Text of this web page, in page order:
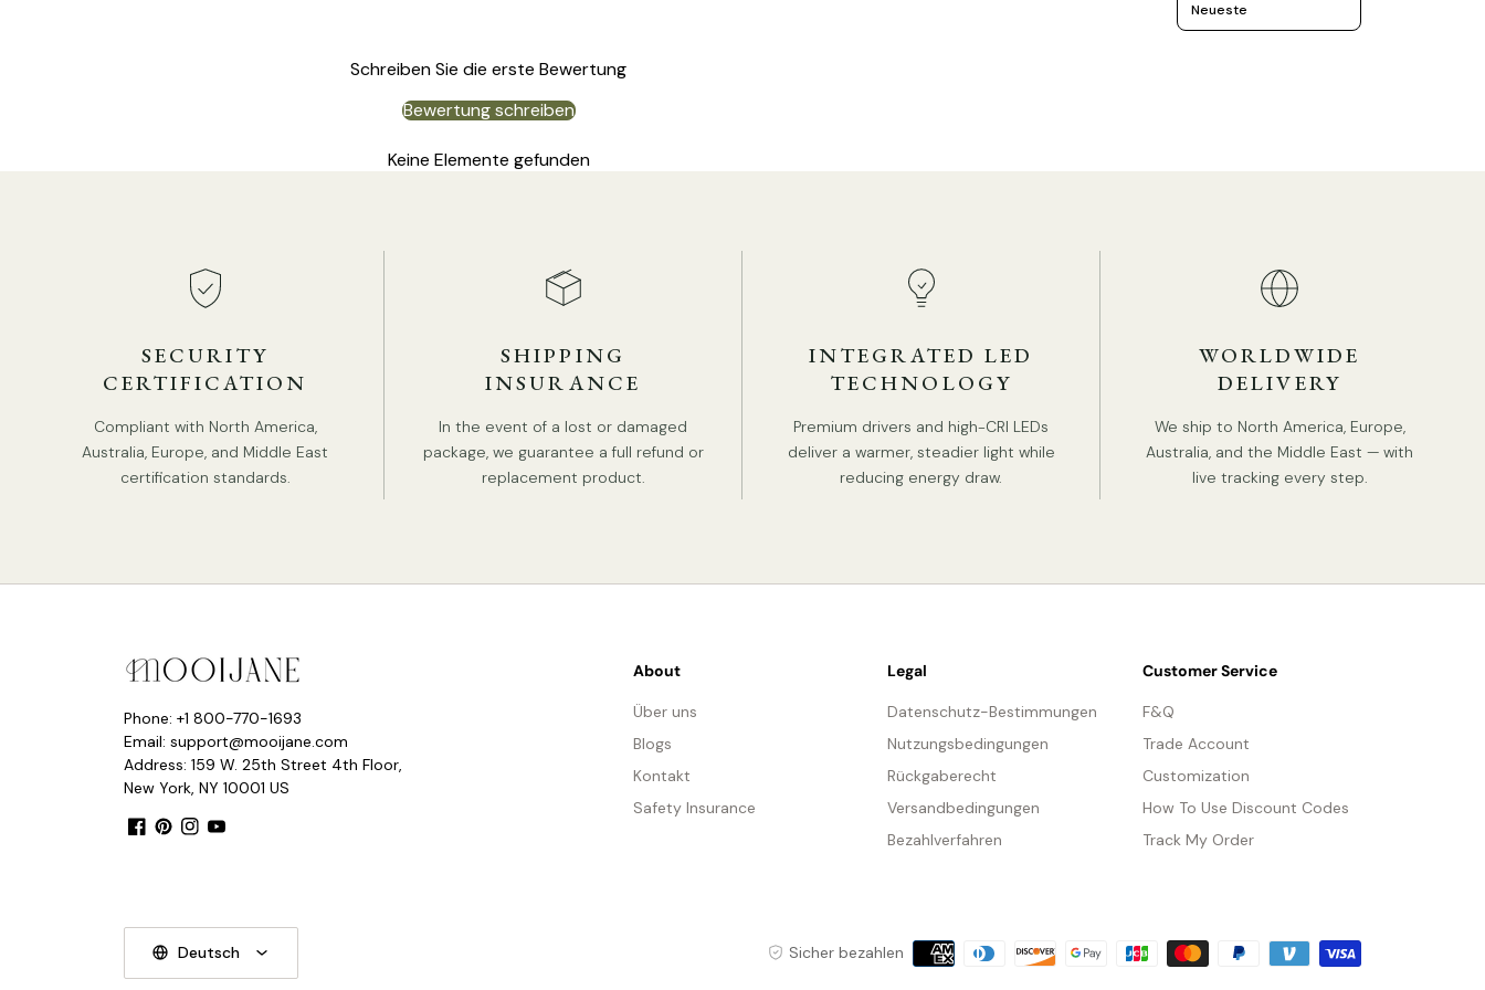
Größe: L 75 cm x B 20 cm x H 155 cm / L 29,5″ x
EINZELHEITEN
Schreiben Sie die erste Bewertung
Bewertung schreiben
Keine Elemente gefunden
SECURITY
CERTIFICATION
Compliant with North America,
Australia, Europe, and Middle East
certification standards.
SHIPPING
INSURANCE
In the event of a lost or damaged
package, we guarantee a full refund or
replacement product.
INTEGRATED LED
TECHNOLOGY
Premium drivers and high-CRI LEDs
deliver a warmer, steadier light while
reducing energy draw.
WORLDWIDE
DELIVERY
We ship to North America, Europe,
Australia, and the Middle East — with
live tracking every step.
Phone: +1 800-770-1693
Email: support@mooijane.com
Address: 159 W. 25th Street 4th Floor,
New York, NY 10001 US
About
Über uns
Blogs
Kontakt
Safety Insurance
Legal
Datenschutz-Bestimmungen
Nutzungsbedingungen
Rückgaberecht
Versandbedingungen
Bezahlverfahren
Customer Service
F&Q
Trade Account
Customization
How To Use Discount Codes
Track My Order
Deutsch Sicher bezahlen Zahlungsmethoden